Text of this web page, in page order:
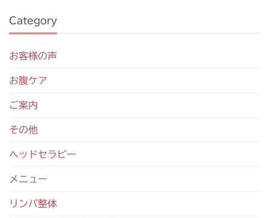
Category
お客様の声
お腹ケア
ご案内
その他
ヘッドセラピー
メニュー
リンパ整体